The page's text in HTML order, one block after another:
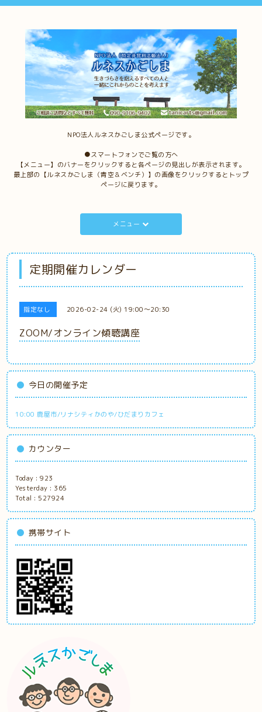
NPO法人ルネスかごしま公式ページです。
●スマートフォンでご覧の方へ
【メニュー】のバナーをクリックすると各ページの見出しが表示されます。
最上部の【ルネスかごしま（青空＆ベンチ）】の画像をクリックするとトップ
ページに戻ります。
メニュー
定期開催カレンダー
指定なし 2026-02-24 (火) 19:00～20:30
ZOOM/オンライン傾聴講座
今日の開催予定
10:00 鹿屋市/リナシティかのや/ひだまりカフェ
カウンター
Today :923
Yesterday : 365
Total : 527924
携帯サイト